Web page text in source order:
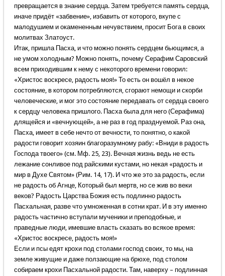
превращается в знание сердца. Затем требуется память сердца,
иначе придёт «забвение», избавить от которого, вкупе с
малодушием и окамененным нечувствием, просит Бога в своих
молитвах Златоуст.
Итак, пришла Пасха, и что можно понять сердцем бьющимся, а
не умом холодным? Можно понять, почему Серафим Саровский
всем приходившим к нему с некоторого времени говорил:
«Христос воскресе, радость моя!» То есть он вошёл в некое
состояние, в котором потребляются, сгорают немощи и скорби
человеческие, и мог это состояние передавать от сердца своего
к сердцу человека пришлого. Пасха была для него (Серафима)
длящейся и «вечнующей», а не раз в год празднуемой. Раз она,
Пасха, имеет в себе нечто от вечности, то понятно, о какой
радости говорит хозяин благоразумному рабу: «Вниди в радость
Господа твоего» (см. Мф. 25, 23). Вечная жизнь ведь не есть
лежание сонливое под райскими кустами, но некая «радость и
мир в Духе Святом» (Рим. 14, 17). И что же это за радость, если
не радость об Агнце, Который был мертв, но се жив во веки
веков? Радость Царства Божия есть подлинно радость
Пасхальная, разве что умноженная в сотни крат. И в эту именно
радость частично вступали мученики и преподобные, и
праведные люди, имевшие власть сказать во всякое время:
«Христос воскресе, радость моя!»
Если и псы едят крохи под столами господ своих, то мы, на
земле живущие и даже ползающие на брюхе, под столом
собираем крохи Пасхальной радости. Там, наверху – подлинная